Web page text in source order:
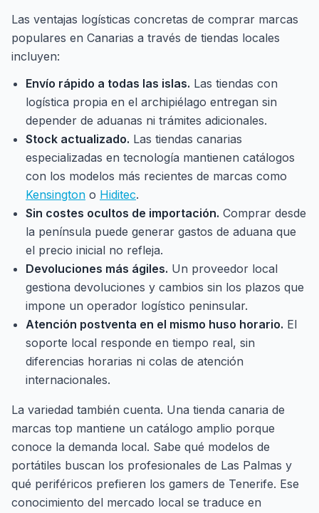
Las ventajas logísticas concretas de comprar marcas
populares en Canarias a través de tiendas locales
incluyen:
Envío rápido a todas las islas. Las tiendas con
logística propia en el archipiélago entregan sin
depender de aduanas ni trámites adicionales.
Stock actualizado. Las tiendas canarias
especializadas en tecnología mantienen catálogos
con los modelos más recientes de marcas como
Kensington o Hiditec.
Sin costes ocultos de importación. Comprar desde
la península puede generar gastos de aduana que
el precio inicial no refleja.
Devoluciones más ágiles. Un proveedor local
gestiona devoluciones y cambios sin los plazos que
impone un operador logístico peninsular.
Atención postventa en el mismo huso horario. El
soporte local responde en tiempo real, sin
diferencias horarias ni colas de atención
internacionales.
La variedad también cuenta. Una tienda canaria de
marcas top mantiene un catálogo amplio porque
conoce la demanda local. Sabe qué modelos de
portátiles buscan los profesionales de Las Palmas y
qué periféricos prefieren los gamers de Tenerife. Ese
conocimiento del mercado local se traduce en